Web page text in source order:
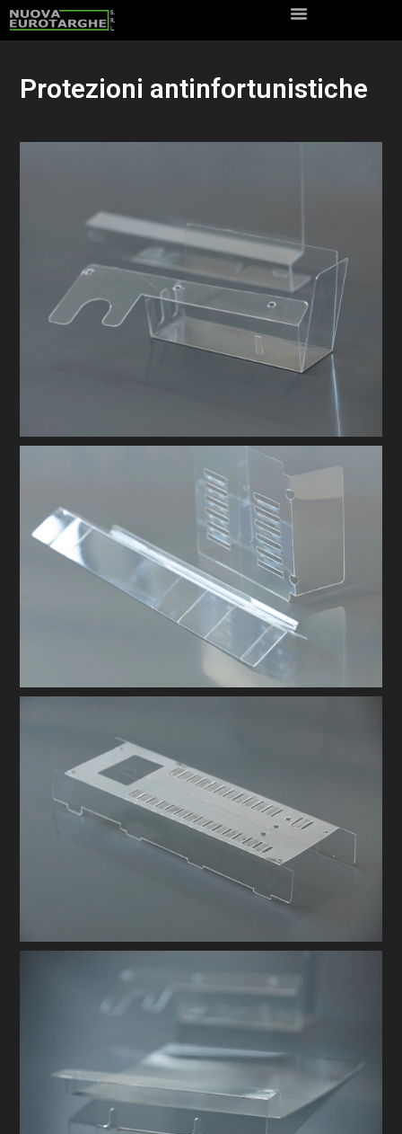
Protezioni antinfortunistiche